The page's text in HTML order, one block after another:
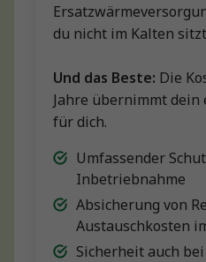
du nicht im Kalten
Und das Beste: Die
Jahre übernimmt
für dich.
Umfassender
Inbetriebnahme
Absicherung von
Austauschkosten
Sicherheit auch